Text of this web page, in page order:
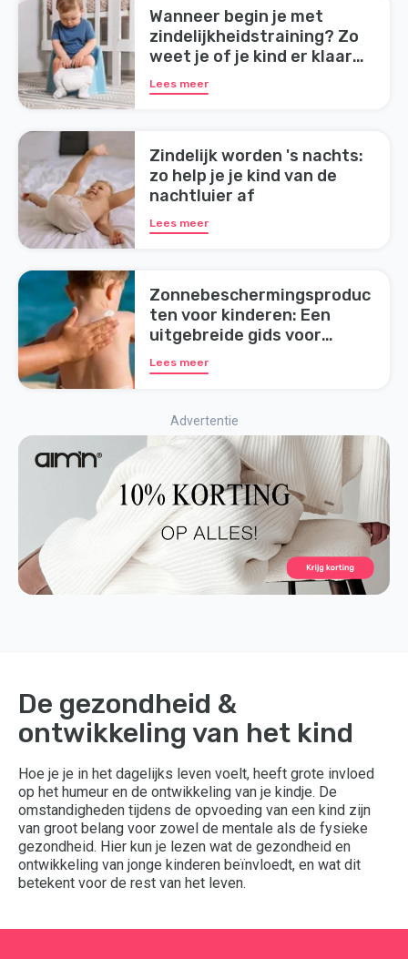
Wanneer begin je met
zindelijkheidstraining? Zo
weet je of je kind er klaar
voor is
Lees meer
Zindelijk worden 's nachts:
zo help je je kind van de
nachtluier af
Lees meer
Zonnebeschermingsproduc
ten voor kinderen: Een
uitgebreide gids voor
ouders
Lees meer
Advertentie
De gezondheid &
ontwikkeling van het kind
Hoe je je in het dagelijks leven voelt, heeft grote invloed
op het humeur en de ontwikkeling van je kindje. De
omstandigheden tijdens de opvoeding van een kind zijn
van groot belang voor zowel de mentale als de fysieke
gezondheid. Hier kun je lezen wat de gezondheid en
ontwikkeling van jonge kinderen beïnvloedt, en wat dit
betekent voor de rest van het leven.